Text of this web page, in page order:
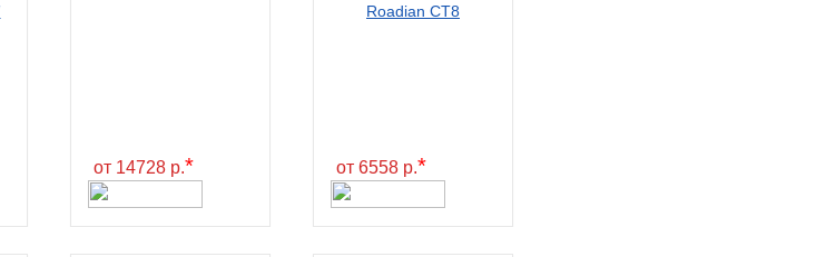
от 14728 р.* от 6558 р.*